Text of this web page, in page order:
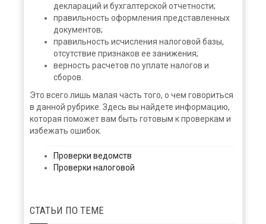
деклараций и бухгалтерской отчетности;
правильность оформления представленных
документов;
правильность исчисления налоговой базы,
отсутствие признаков ее занижения;
верность расчетов по уплате налогов и
сборов.
Это всего лишь малая часть того, о чем говориться
в данной рубрике. Здесь вы найдете информацию,
которая поможет вам быть готовым к проверкам и
избежать ошибок.
Проверки ведомств
Проверки налоговой
СТАТЬИ ПО ТЕМЕ